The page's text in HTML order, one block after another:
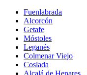
Fuenlabrada
Alcorcón
Getafe
Móstoles
Leganés
Colmenar Viejo
Coslada